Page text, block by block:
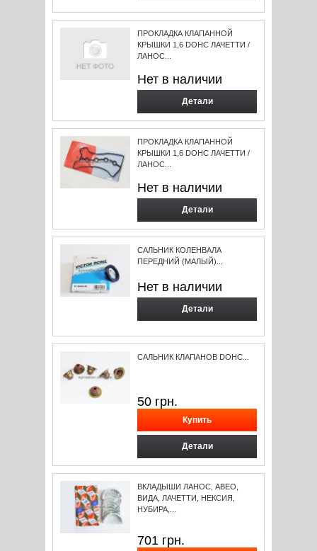
ПРОКЛАДКА КЛАПАННОЙ
КРЫШКИ 1,6 DOHC ЛАЧЕТТИ /
ЛАНОС...
Нет в наличии
Детали
ПРОКЛАДКА КЛАПАННОЙ
КРЫШКИ 1,6 DOHC ЛАЧЕТТИ /
ЛАНОС...
Нет в наличии
Детали
САЛЬНИК КОЛЕНВАЛА
ПЕРЕДНИЙ (МАЛЫЙ)...
Нет в наличии
Детали
САЛЬНИК КЛАПАНОВ DOHC...
50 грн.
Детали
ВКЛАДЫШИ ЛАНОС, АВЕО,
ВИДА, ЛАЧЕТТИ, НЕКСИЯ,
НУБИРА,...
701 грн.